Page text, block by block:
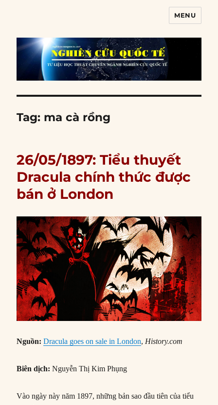
MENU
Tag: ma cà rồng
26/05/1897: Tiểu thuyết
Dracula chính thức được
bán ở London
Nguồn: Dracula goes on sale in London,History.com
Biên dịch: Nguyễn Thị Kim Phụng
Vào ngày này năm 1897, những bản sao đầu tiên của tiểu